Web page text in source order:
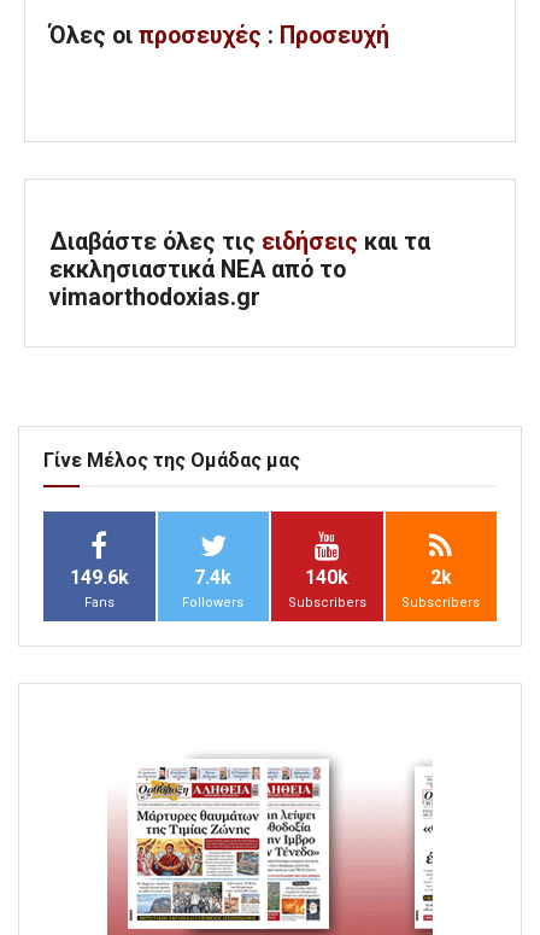
Όλες οι προσευχές : Προσευχή
Διαβάστε όλες τις ειδήσεις και τα
εκκλησιαστικά ΝΕΑ από το
vimaorthodoxias.gr
Γίνε Μέλος της Ομάδας μας
149.6k
Fans
7.4k
Followers
140k
Subscribers
2k
Subscribers